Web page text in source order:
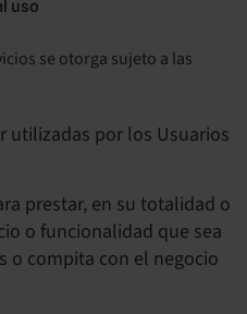
uso
se otorga sujeto a las
utilizadas por los Usuarios
prestar, en su totalidad o
o funcionalidad que sea
o compita con el negocio